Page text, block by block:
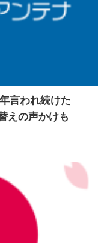
言われ続けた
えの声かけも